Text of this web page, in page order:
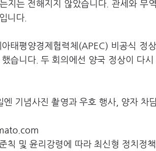
지는 전해지지 않았습니다. 관세와 무
니다.
태평양경제협력체(APEC) 비공식 정
습니다. 두 회의에선 양국 정상이 다
기념사진 촬영과 우호 행사, 양자 차
칙 및 윤리강령에 따라 최신형 정치정